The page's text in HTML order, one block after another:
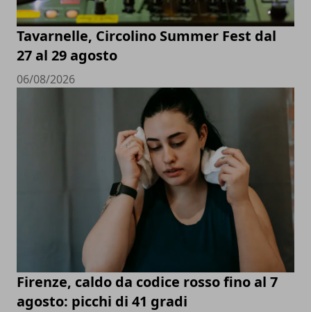
Tavarnelle, Circolino Summer Fest dal
27 al 29 agosto
06/08/2026
Firenze, caldo da codice rosso fino al 7
agosto: picchi di 41 gradi